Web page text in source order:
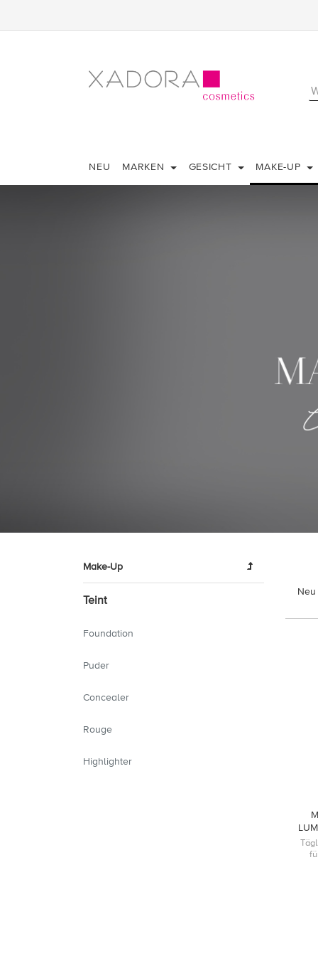
NEU MARKEN GESICHT MAKE-UP
Make-Up
Teint
Foundation
Puder
Concealer
Rouge
Highlighter